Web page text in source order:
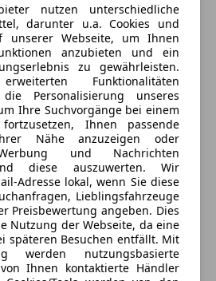
nutzen unterschiedliche
darunter u.a. Cookies und
unserer Webseite, um Ihnen
anzubieten und ein
zu gewährleisten.
Funktionalitäten
Personalisierung unseres
Ihre Suchvorgänge bei einem
Ihnen passende
Nähe anzuzeigen oder
und Nachrichten
diese auszuwerten. Wir
Adresse lokal, wenn Sie diese
Lieblingsfahrzeuge
Preisbewertung angeben. Dies
Nutzung der Webseite, da eine
späteren Besuchen entfällt. Mit
werden nutzungsbasierte
Ihnen kontaktierte Händler